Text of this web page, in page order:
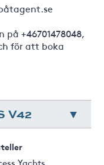
+46701478048,
för att boka
V42